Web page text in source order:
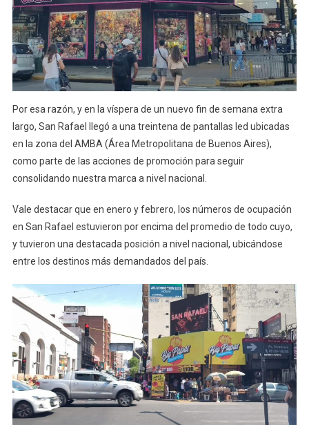
Por esa razón, y en la víspera de un nuevo fin de semana extra
largo, San Rafael llegó a una treintena de pantallas led ubicadas
en la zona del AMBA (Área Metropolitana de Buenos Aires),
como parte de las acciones de promoción para seguir
consolidando nuestra marca a nivel nacional.
Vale destacar que en enero y febrero, los números de ocupación
en San Rafael estuvieron por encima del promedio de todo cuyo,
y tuvieron una destacada posición a nivel nacional, ubicándose
entre los destinos más demandados del país.